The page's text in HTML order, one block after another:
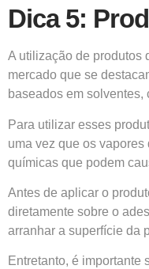
Dica 5:
A utilização de produtos
mercado que se
baseados em
Para utilizar esses
uma vez que os
químicas que podem
Antes de aplicar o
diretamente sobre o
arranhar a superfície da
Entretanto, é